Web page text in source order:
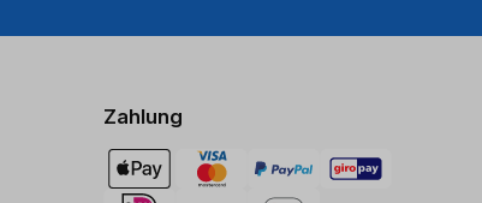
Zahlung